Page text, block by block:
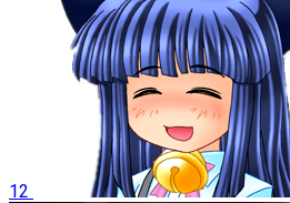
12